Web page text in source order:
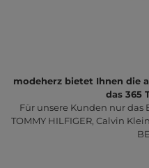
modeherz bietet Ihnen die
das 365
Für unsere Kunden nur das
TOMMY HILFIGER, Calvin